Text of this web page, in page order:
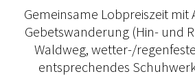
Gemeinsame Lobpreiszeit
Gebetswanderung (Hin- und
Waldweg, wetter-/
entsprechendes